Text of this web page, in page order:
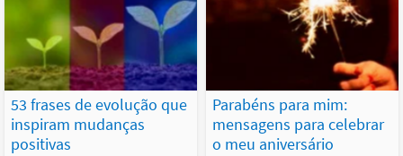
53 frases de evolução que
inspiram mudanças
positivas
Parabéns para mim:
mensagens para celebrar
o meu aniversário